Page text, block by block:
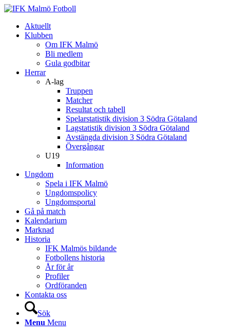
Aktuellt
Klubben
Om IFK Malmö
Bli medlem
Gula godbitar
Herrar
A-lag
Truppen
Matcher
Resultat och tabell
Spelarstatistik division 3 Södra Götaland
Lagstatistik division 3 Södra Götaland
Avstängda division 3 Södra Götaland
Övergångar
U19
Information
Ungdom
Spela i IFK Malmö
Ungdomspolicy
Ungdomsportal
Gå på match
Kalendarium
Marknad
Historia
IFK Malmös bildande
Fotbollens historia
År för år
Profiler
Ordföranden
Kontakta oss
Sök
Menu Menu